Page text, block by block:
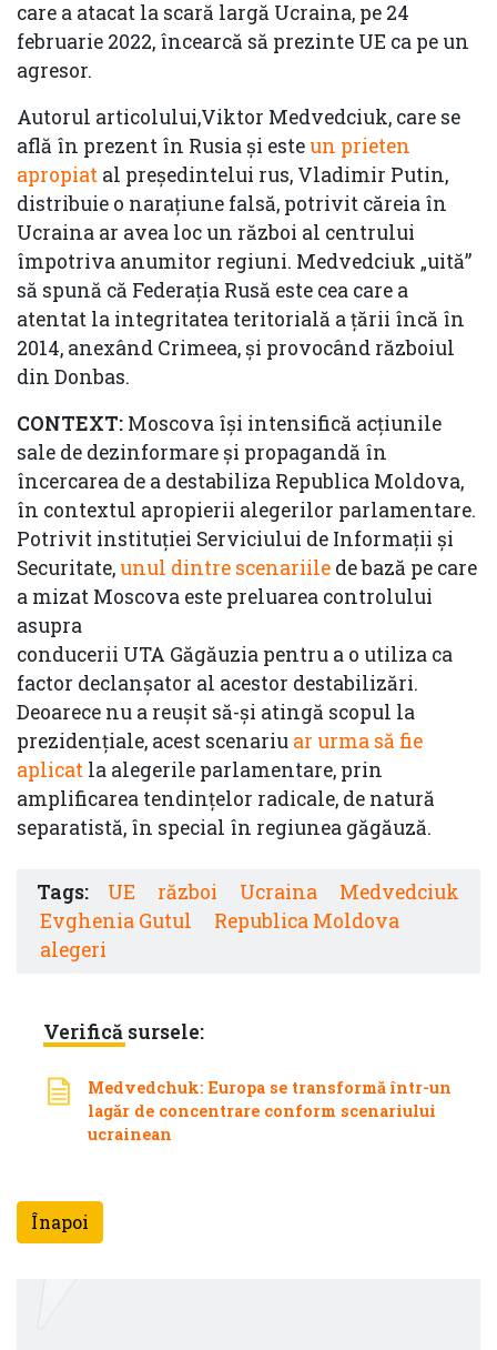
care a atacat la scară largă Ucraina, pe 24
februarie 2022, încearcă să prezinte UE ca pe un
agresor.
Autorul articolului,Viktor Medvedciuk, care se
află în prezent în Rusia și este un prieten
apropiat al președintelui rus, Vladimir Putin,
distribuie o narațiune falsă, potrivit căreia în
Ucraina ar avea loc un război al centrului
împotriva anumitor regiuni. Medvedciuk „uită”
să spună că Federația Rusă este cea care a
atentat la integritatea teritorială a țării încă în
2014, anexând Crimeea, și provocând războiul
din Donbas.
CONTEXT: Moscova își intensifică acțiunile
sale de dezinformare și propagandă în
încercarea de a destabiliza Republica Moldova,
în contextul apropierii alegerilor parlamentare.
Potrivit instituției Serviciului de Informații și
Securitate, unul dintre scenariile de bază pe care
a mizat Moscova este preluarea controlului
asupra
conducerii UTA Găgăuzia pentru a o utiliza ca
factor declanșator al acestor destabilizări.
Deoarece nu a reușit să-și atingă scopul la
prezidențiale, acest scenariu ar urma să fie
aplicat la alegerile parlamentare, prin
amplificarea tendințelor radicale, de natură
separatistă, în special în regiunea găgăuză.
Tags: UE război Ucraina
Medvedciuk
Evghenia Gutul
Republica Moldova
alegeri
Verifică sursele:
Medvedchuk: Europa se transformă într-un
lagăr de concentrare conform scenariului
ucrainean
Înapoi